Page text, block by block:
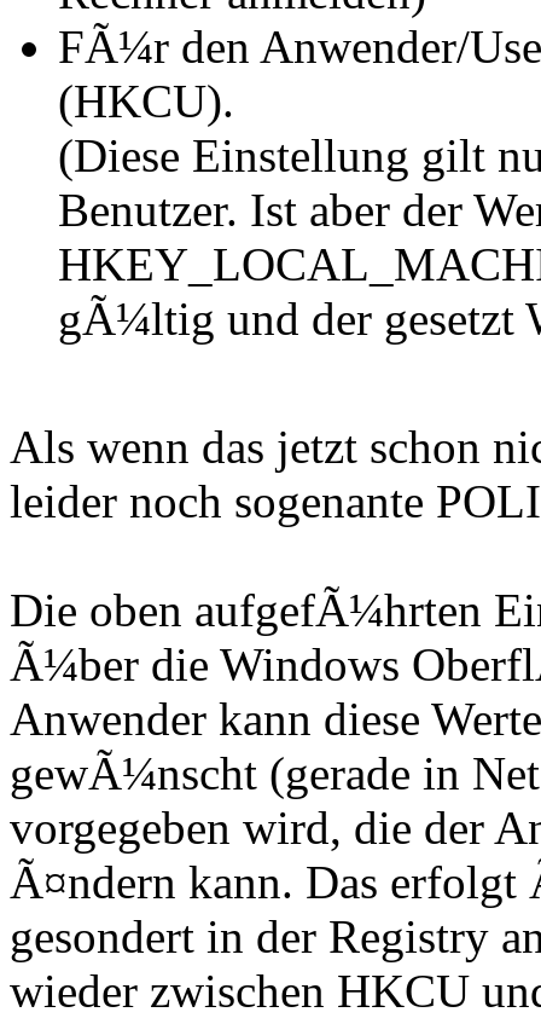
FÃ¼r den Anwender/
(HKCU).
(Diese Einstellung gilt
Benutzer. Ist aber der
gÃ¼ltig und der gesetzt
Als wenn das jetzt schon
leider noch sogenante
Die oben aufgefÃ¼hrten
Ã¼ber die Windows
Anwender kann diese
gewÃ¼nscht (gerade in
vorgegeben wird, die der
Ã¤ndern kann. Das
gesondert in der Registry
wieder zwischen HKCU